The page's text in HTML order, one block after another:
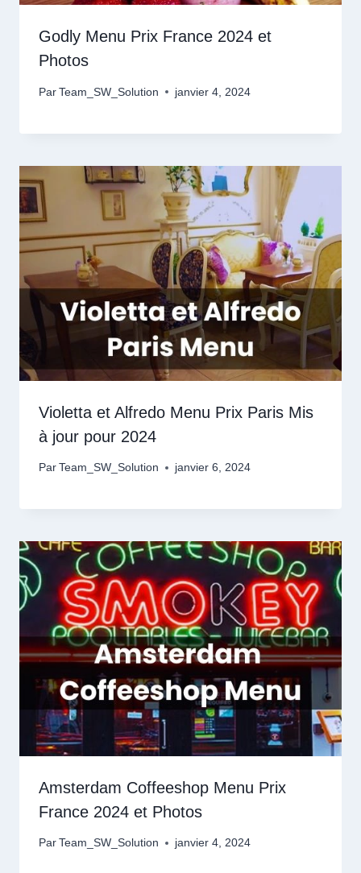
Godly Menu Prix France 2024 et
Photos
Par Team_SW_Solution janvier 4, 2024
Violetta et Alfredo Menu Prix Paris Mis
à jour pour 2024
Par Team_SW_Solution janvier 6, 2024
Amsterdam Coffeeshop Menu Prix
France 2024 et Photos
Par Team_SW_Solution janvier 4, 2024